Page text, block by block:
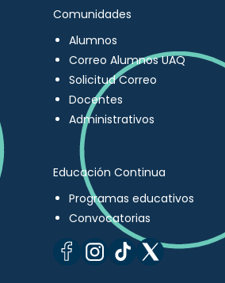
Comunidades
Alumnos
Correo Alumnos UAQ
Solicitud Correo
Docentes
Administrativos
Educación Continua
Programas educativos
Convocatorias